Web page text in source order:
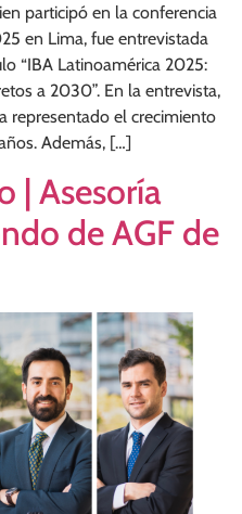
participó en la conferencia
en Lima, fue entrevistada
“IBA Latinoamérica 2025:
a 2030”. En la entrevista,
representado el crecimiento
Además, […]
| Asesoría
de AGF de